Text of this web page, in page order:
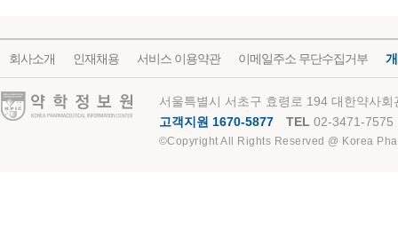
회사소개 인재채용 서비스 이용약관 이메일주소 무단수집거부
약학정보원
서울특별시 서초구 효령로 194 대한약사
고객지원 1670-5877
TEL 02-3471-7575
©Copyright All Rights Reserved @ Korea